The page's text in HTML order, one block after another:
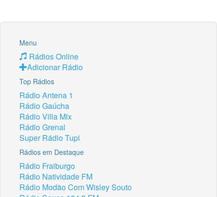
Menu
Rádios Online
Adicionar Rádio
Top Rádios
Rádio Antena 1
Rádio Gaúcha
Rádio Villa Mix
Rádio Grenal
Super Rádio Tupi
Rádios em Destaque
Rádio Fraiburgo
Rádio Natividade FM
Rádio Modão Com Wisley Souto